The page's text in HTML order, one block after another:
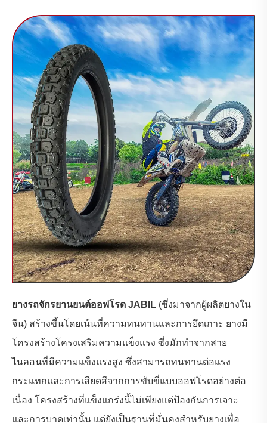
ยางรถจักรยานยนต์ออฟโรด JABIL (ซึ่งมาจากผู้ผลิตยางใน
จีน) สร้างขึ้นโดยเน้นที่ความทนทานและการยึดเกาะ ยางมี
โครงสร้างโครงเสริมความแข็งแรง ซึ่งมักทำจากสาย
ไนลอนที่มีความแข็งแรงสูง ซึ่งสามารถทนทานต่อแรง
กระแทกและการเสียดสีจากการขับขี่แบบออฟโรดอย่างต่อ
เนื่อง โครงสร้างที่แข็งแกร่งนี้ไม่เพียงแต่ป้องกันการเจาะ
และการบาดเท่านั้น แต่ยังเป็นฐานที่มั่นคงสำหรับยางเพื่อ